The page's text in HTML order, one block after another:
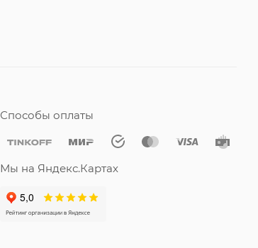
Способы оплаты
Мы на Яндекс.Картах